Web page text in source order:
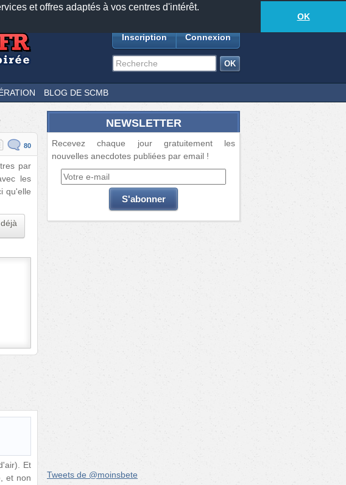
et offres adaptés à vos centres d'intérêt.
OK
Facebook
TwitterFeeds18881anecdotes-253lecteurs connectés
Inscription Connexion
BLOG DE SCMB
80
par
les
qu'elle
Et
et non
NEWSLETTER
Recevez chaque jour gratuitement les
nouvelles anecdotes publiées par email !
Tweets de @moinsbete